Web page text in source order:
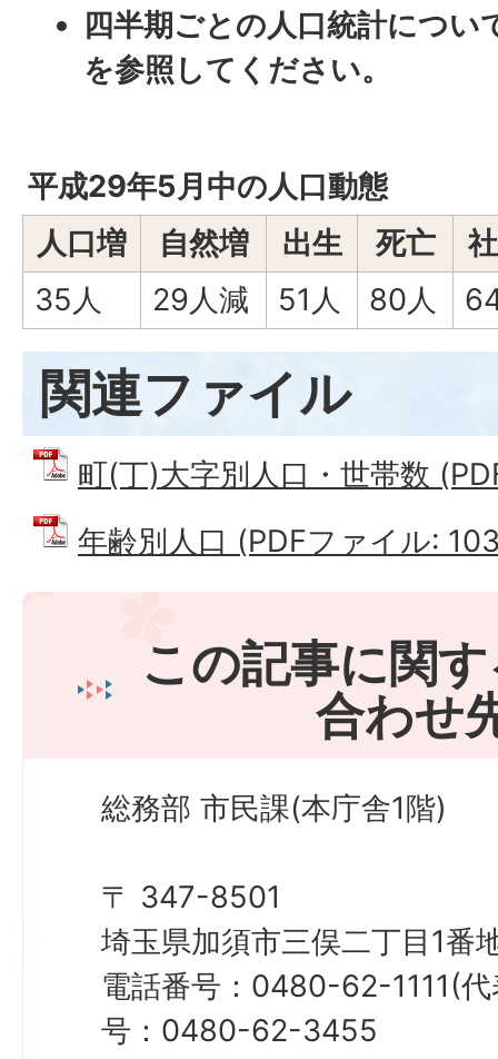
四半期ごとの人口統計につい
を参照してください。
平成29年5月中の人口動態
人口増
自然増 出生 死亡
35人
29人減 51人 80人
関連ファイル
町(丁)大字別人口・世帯数
年齢別人口 (PDFファイル:
この記事に関
合わせ
総務部 市民課(本庁舎1階)
〒 347-8501
埼玉県加須市三俣二丁目1番
電話番号：0480-62-1111(
号：0480-62-3455